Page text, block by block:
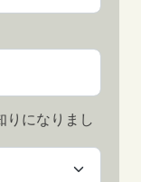
りになりまし